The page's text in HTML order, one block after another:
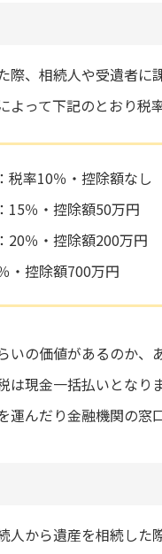
、相続人や受遺者に
って下記のとおり税
税率10％・控除額なし
15％・控除額50万円
20％・控除額200万円
・控除額700万円
いの価値があるのか、
は現金一括払いとなりま
運んだり金融機関の窓
から遺産を相続した